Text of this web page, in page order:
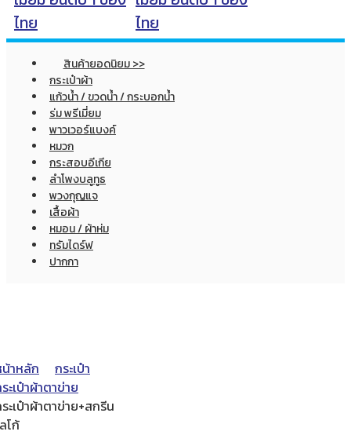
สินค้ายอดนิยม >>
กระเป๋าผ้า
แก้วน้ำ / ขวดน้ำ / กระบอกน้ำ
ร่ม พรีเมี่ยม
พาวเวอร์แบงค์
หมวก
กระสอบอีเกีย
ลำโพงบลูทูธ
พวงกุญแจ
เสื้อผ้า
หมอน / ผ้าห่ม
ทรัมไดร์ฟ
ปากกา
าหลัก
กระเป๋า
ะเป๋าผ้าตาข่าย
ะเป๋าผ้าตาข่าย+สกรีน
โก้